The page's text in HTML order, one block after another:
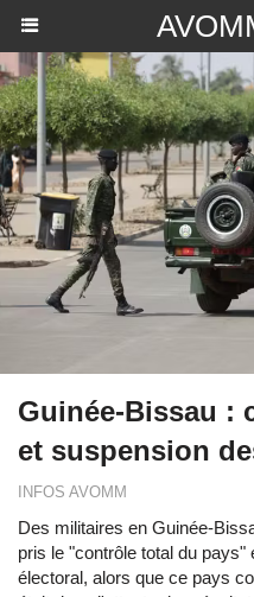
Guinée-Bissau :
et suspension
INFOS AVOMM
Des militaires en Guinée-
pris le "contrôle total du
électoral, alors que ce pays